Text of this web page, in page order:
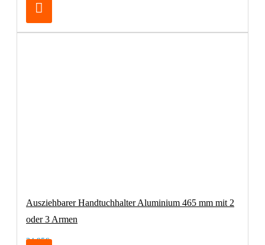
Ausziehbarer Handtuchhalter Aluminium 465 mm mit 2
oder 3 Armen
34,95€